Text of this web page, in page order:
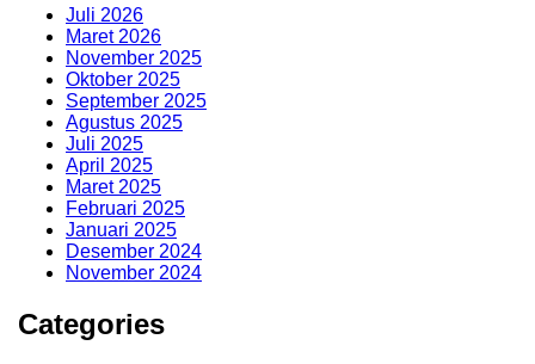
Juli 2026
Maret 2026
November 2025
Oktober 2025
September 2025
Agustus 2025
Juli 2025
April 2025
Maret 2025
Februari 2025
Januari 2025
Desember 2024
November 2024
Categories